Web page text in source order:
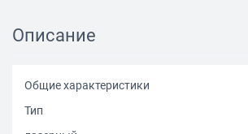
Описание
Общие характеристики
Тип